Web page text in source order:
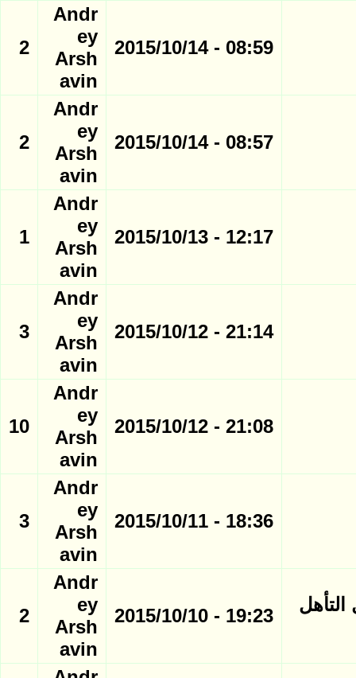
08:59 - 2015/10/14
Andr
ey
Arsh
avin
2
08:57 - 2015/10/14
Andr
ey
Arsh
avin
2
12:17 - 2015/10/13
Andr
ey
Arsh
avin
1
21:14 - 2015/10/12
Andr
ey
Arsh
avin
3
21:08 - 2015/10/12
Andr
ey
Arsh
avin
10
18:36 - 2015/10/11
Andr
ey
Arsh
avin
3
19:23 - 2015/10/10
Andr
ey
Arsh
avin
2